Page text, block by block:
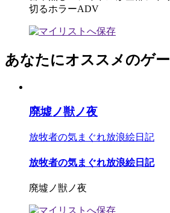
切るホラーADV
あなたにオススメのゲ
廃墟ノ獣ノ夜
放牧者の気まぐれ放浪絵日記
放牧者の気まぐれ放浪絵日記
廃墟ノ獣ノ夜